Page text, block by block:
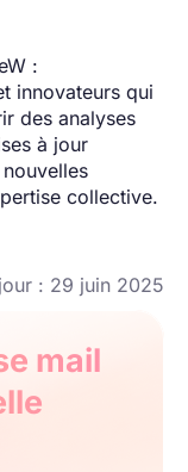
:
innovateurs qui
des analyses
à jour
collective.
: 29 juin 2025
mail